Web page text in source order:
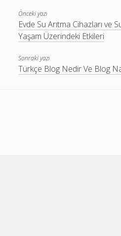
Önceki yazı
Evde Su Arıtma Cihazları ve
Yaşam Üzerindeki Etkileri
Sonraki yazı
Türkçe Blog Nedir Ve Blog